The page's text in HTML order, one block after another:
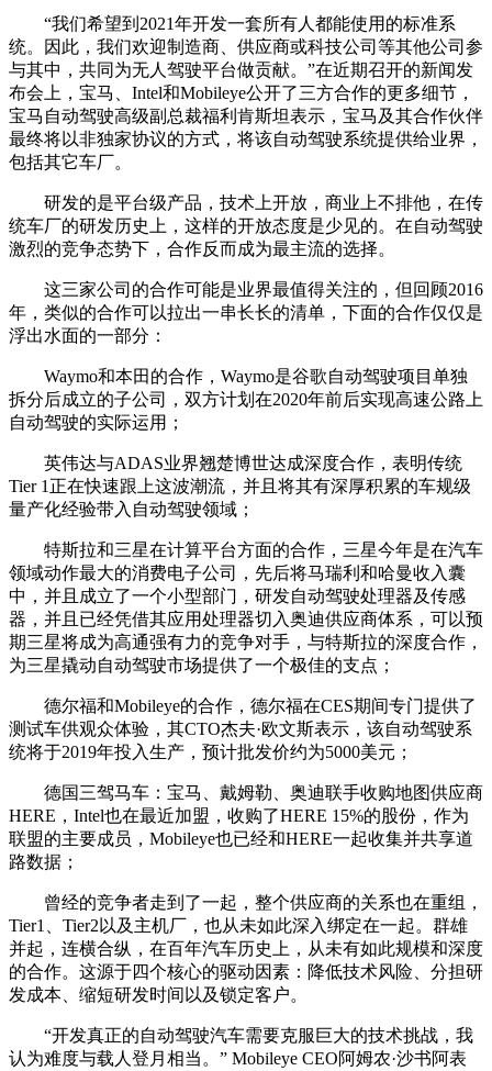
“我们希望到2021年开发一套所有人都能使用的标准系
统。因此，我们欢迎制造商、供应商或科技公司等其他公司参
与其中，共同为无人驾驶平台做贡献。”在近期召开的新闻发
布会上，宝马、Intel和Mobileye公开了三方合作的更多细节，
宝马自动驾驶高级副总裁福利肯斯坦表示，宝马及其合作伙伴
最终将以非独家协议的方式，将该自动驾驶系统提供给业界，
包括其它车厂。
研发的是平台级产品，技术上开放，商业上不排他，在传
统车厂的研发历史上，这样的开放态度是少见的。在自动驾驶
激烈的竞争态势下，合作反而成为最主流的选择。
这三家公司的合作可能是业界最值得关注的，但回顾2016
年，类似的合作可以拉出一串长长的清单，下面的合作仅仅是
浮出水面的一部分：
Waymo和本田的合作，Waymo是谷歌自动驾驶项目单独
拆分后成立的子公司，双方计划在2020年前后实现高速公路上
自动驾驶的实际运用；
英伟达与ADAS业界翘楚博世达成深度合作，表明传统
Tier 1正在快速跟上这波潮流，并且将其有深厚积累的车规级
量产化经验带入自动驾驶领域；
特斯拉和三星在计算平台方面的合作，三星今年是在汽车
领域动作最大的消费电子公司，先后将马瑞利和哈曼收入囊
中，并且成立了一个小型部门，研发自动驾驶处理器及传感
器，并且已经凭借其应用处理器切入奥迪供应商体系，可以预
期三星将成为高通强有力的竞争对手，与特斯拉的深度合作，
为三星撬动自动驾驶市场提供了一个极佳的支点；
德尔福和Mobileye的合作，德尔福在CES期间专门提供了
测试车供观众体验，其CTO杰夫·欧文斯表示，该自动驾驶系
统将于2019年投入生产，预计批发价约为5000美元；
德国三驾马车：宝马、戴姆勒、奥迪联手收购地图供应商
HERE，Intel也在最近加盟，收购了HERE 15%的股份，作为
联盟的主要成员，Mobileye也已经和HERE一起收集并共享道
路数据；
曾经的竞争者走到了一起，整个供应商的关系也在重组，
Tier1、Tier2以及主机厂，也从未如此深入绑定在一起。群雄
并起，连横合纵，在百年汽车历史上，从未有如此规模和深度
的合作。这源于四个核心的驱动因素：降低技术风险、分担研
发成本、缩短研发时间以及锁定客户。
“开发真正的自动驾驶汽车需要克服巨大的技术挑战，我
认为难度与载人登月相当。” Mobileye CEO阿姆农·沙书阿表